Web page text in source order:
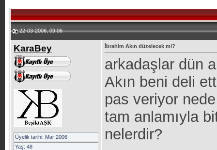
22-03-2006, 09:06
KaraBey
Üyelik tarihi: Mar 2006
Yaş: 48
İbrahim Akın düzelecek mi?
arkadaşlar dün
Akın beni deli
pas veriyor
tam anlamıyla
nelerdir?